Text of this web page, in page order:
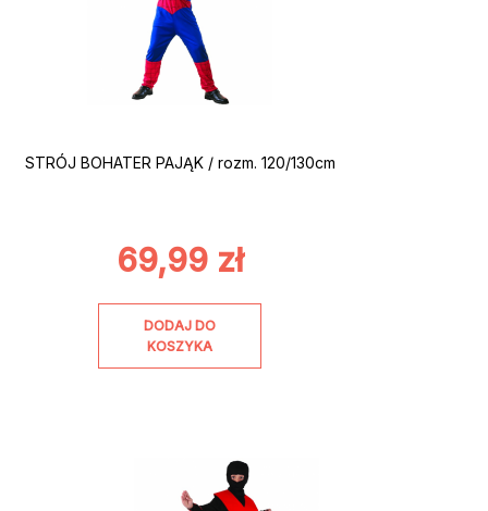
STRÓJ BOHATER PAJĄK / rozm. 120/130cm
69,99 zł
DODAJ DO
KOSZYKA